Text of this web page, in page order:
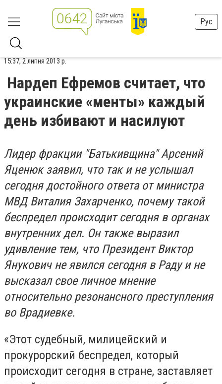
Рус
15:37, 2 липня 2013 р.
Нардеп Ефремов считает, что
украинские «менты» каждый
день избивают и насилуют
Лидер фракции "Батькивщина" Арсений
Яценюк заявил, что так и не услышал
сегодня достойного ответа от министра
МВД Виталия Захарченко, почему такой
беспредел происходит сегодня в органах
внутренних дел. Он также выразил
удивление тем, что Президент Виктор
Янукович не явился сегодня в Раду и не
высказал свое личное мнение
относительно резонансного преступления
во Врадиевке.
«Этот судебный, милицейский и
прокурорский беспредел, который
происходит сегодня в стране, заставляет